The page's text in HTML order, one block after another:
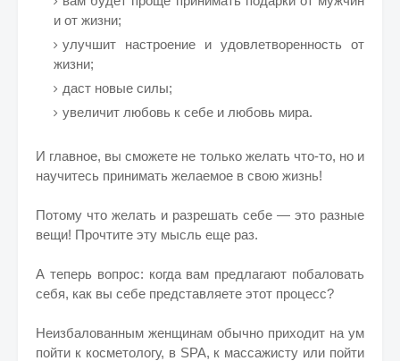
и от жизни;
улучшит настроение и удовлетворенность от
жизни;
даст новые силы;
увеличит любовь к себе и любовь мира.
И главное, вы сможете не только желать что-то, но и
научитесь принимать желаемое в свою жизнь!
Потому что желать и разрешать себе — это разные
вещи! Прочтите эту мысль еще раз.
А теперь вопрос: когда вам предлагают побаловать
себя, как вы себе представляете этот процесс?
Неизбалованным женщинам обычно приходит на ум
пойти к косметологу, в SPA, к массажисту или пойти